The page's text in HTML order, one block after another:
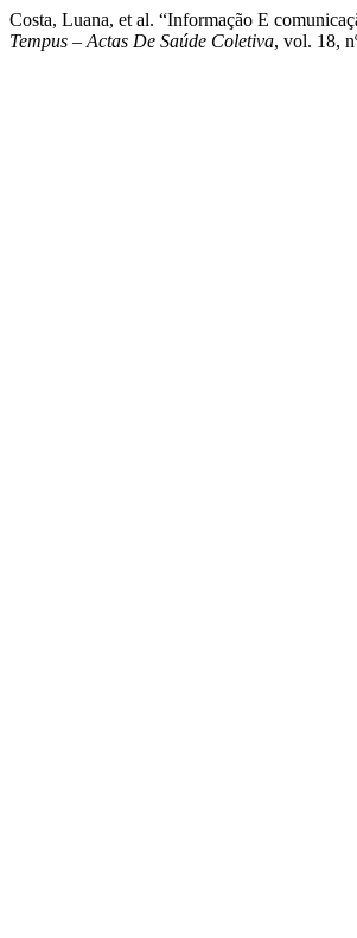
Costa, Luana, et al. “Informação E
Tempus – Actas De Saúde Coletiva, vol. 18,